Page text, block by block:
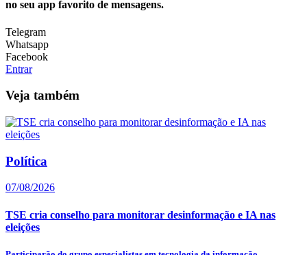
no seu app favorito de mensagens.
Telegram
Whatsapp
Facebook
Entrar
Veja também
Política
07/08/2026
TSE cria conselho para monitorar desinformação e IA nas
eleições